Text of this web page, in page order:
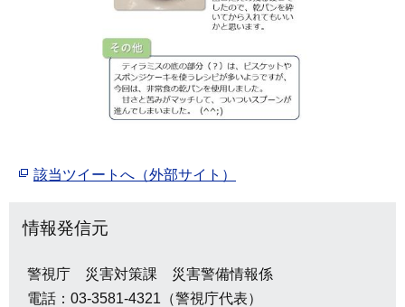
該当ツイートへ（外部サイト）
情報発信元
警視庁 災害対策課 災害警備情報係
電話：03-3581-4321（警視庁代表）